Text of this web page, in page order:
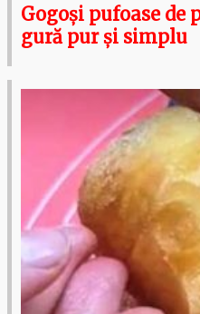
Gogoși pufoase de
gură pur și simplu